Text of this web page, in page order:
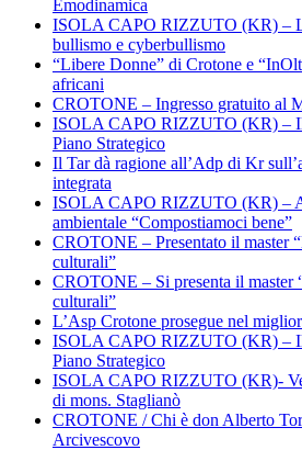
Emodinamica
ISOLA CAPO RIZZUTO (KR) –
bullismo e cyberbullismo
“Libere Donne” di Crotone e
africani
CROTONE – Ingresso gratuito al
ISOLA CAPO RIZZUTO (KR) – Il
Piano Strategico
Il Tar dà ragione all’Adp di Kr
integrata
ISOLA CAPO RIZZUTO (KR) –
ambientale “Compostiamoci bene”
CROTONE – Presentato il master
culturali”
CROTONE – Si presenta il master
culturali”
L’Asp Crotone prosegue nel
ISOLA CAPO RIZZUTO (KR) – Il
Piano Strategico
ISOLA CAPO RIZZUTO (KR)-
di mons. Staglianò
CROTONE / Chi è don Alberto
Arcivescovo